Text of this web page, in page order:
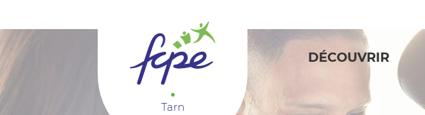
Tarn
DÉCOUVRIR